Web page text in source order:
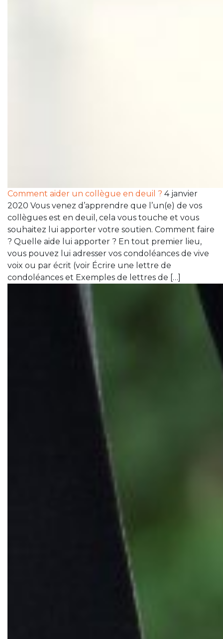
Comment aider un collègue en deuil ? 4 janvier
2020 Vous venez d’apprendre que l’un(e) de vos
collègues est en deuil, cela vous touche et vous
souhaitez lui apporter votre soutien. Comment faire
? Quelle aide lui apporter ? En tout premier lieu,
vous pouvez lui adresser vos condoléances de vive
voix ou par écrit (voir Écrire une lettre de
condoléances et Exemples de lettres de […]